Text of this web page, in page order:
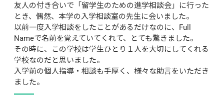
友人の付き合いで「留学生のための進学相談会」に行った
とき、偶然、本学の入学相談室の先生に会いました。
以前一度入学相談をしたことがあるだけなのに、Full
Nameで名前を覚えていてくれて、とても驚きました。
その時に、この学校は学生ひとり１人を大切にしてくれる
学校なのだと思いました。
入学前の個人指導・相談も手厚く、様々な助言をいただき
ました。